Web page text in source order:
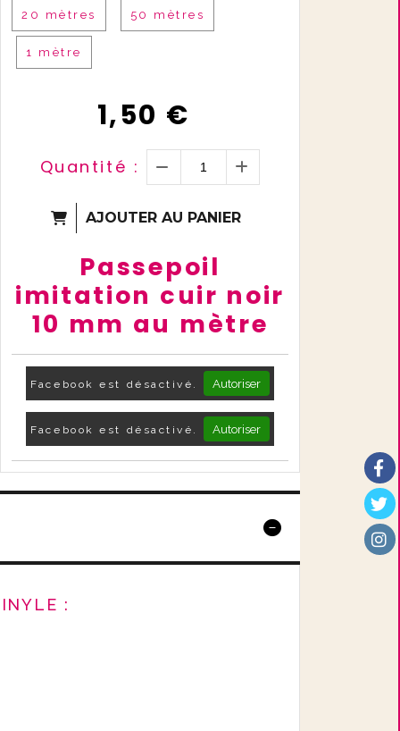
20 mètres 50 mètres
1 mètre
1,50 €
Quantité :
AJOUTER AU PANIER
Passepoil
imitation cuir noir
10 mm au mètre
Facebook est désactivé. Autoriser
Facebook est désactivé. Autoriser
: